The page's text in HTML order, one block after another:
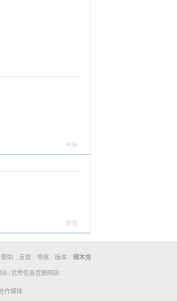
举报
举报
帮助 反馈 导航 版本 晓木虫
优秀信息互联网站
作媒体